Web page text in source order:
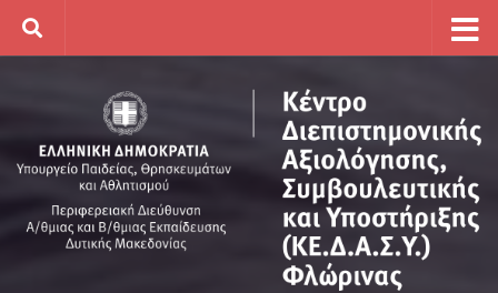
Skip to content